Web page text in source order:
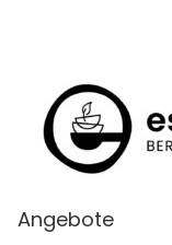
Angebote